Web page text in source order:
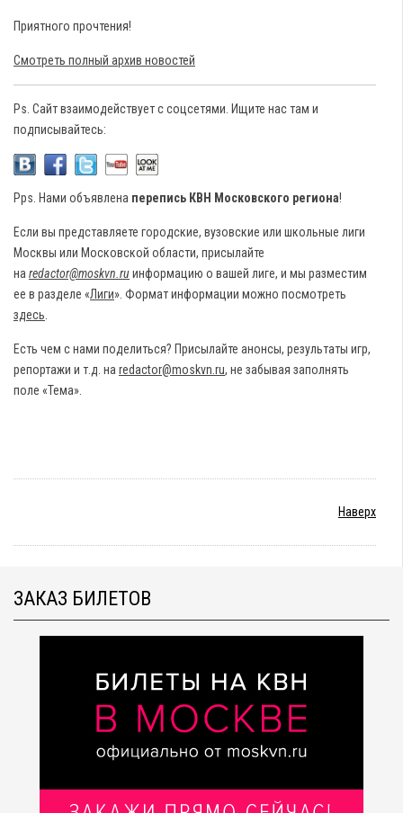
Приятного прочтения!
Смотреть полный архив новостей
Ps. Сайт взаимодействует с соцсетями. Ищите нас там и
подписывайтесь:
Pps. Нами объявлена перепись КВН Московского региона!
Если вы представляете городские, вузовские или школьные лиги
Москвы или Московской области, присылайте
на redactor@moskvn.ruинформацию о вашей лиге, и мы разместим
ее в разделе «Лиги». Формат информации можно посмотреть
здесь
Есть чем с нами поделиться? Присылайте анонсы, результаты игр,
репортажи и т.д. на redactor@moskvn.ru, не забывая заполнять
поле «Тема».
Наверх
ЗАКАЗ БИЛЕТОВ